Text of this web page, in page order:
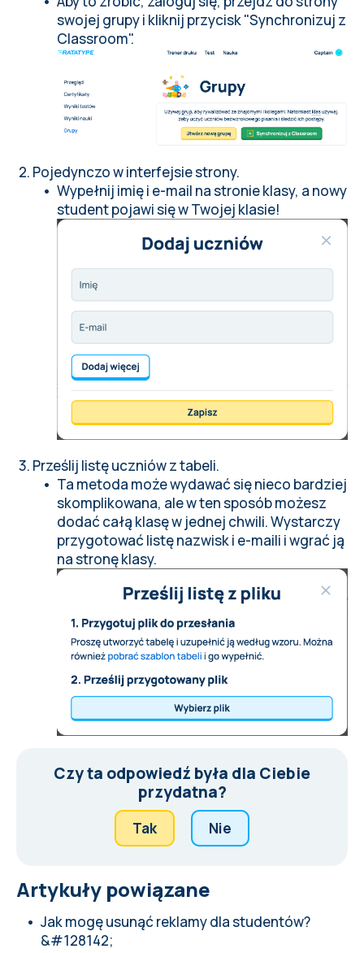
swojej grupy i kliknij przycisk "Synchronizuj z
Classroom".
Pojedynczo w interfejsie strony.
Wypełnij imię i e-mail na stronie klasy, a nowy
student pojawi się w Twojej klasie!
Prześlij listę uczniów z tabeli.
Ta metoda może wydawać się nieco bardziej
skomplikowana, ale w ten sposób możesz
dodać całą klasę w jednej chwili. Wystarczy
przygotować listę nazwisk i e-maili i wgrać ją
na stronę klasy.
Czy ta odpowiedź była dla Ciebie
przydatna?
Tak Nie
Artykuły powiązane
Jak mogę usunąć reklamy dla studentów?
&#128142;